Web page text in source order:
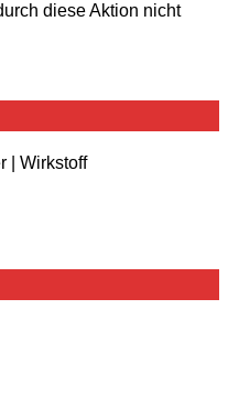
diese Aktion nicht
| Wirkstoff